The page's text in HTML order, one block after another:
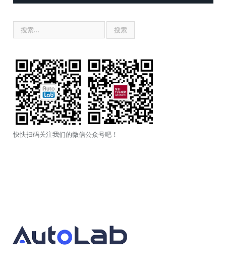
快快扫码关注我们的微信公众号吧！